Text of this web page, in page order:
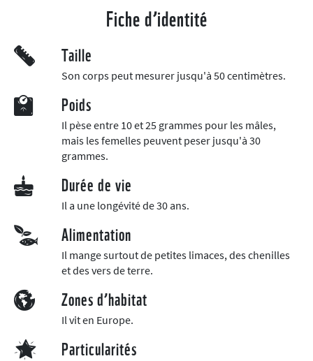
Fiche d’identité
Taille
Son corps peut mesurer jusqu'à 50 centimètres.
Poids
Il pèse entre 10 et 25 grammes pour les mâles,
mais les femelles peuvent peser jusqu'à 30
grammes.
Durée de vie
Il a une longévité de 30 ans.
Alimentation
Il mange surtout de petites limaces, des chenilles
et des vers de terre.
Zones d’habitat
Il vit en Europe.
Particularités